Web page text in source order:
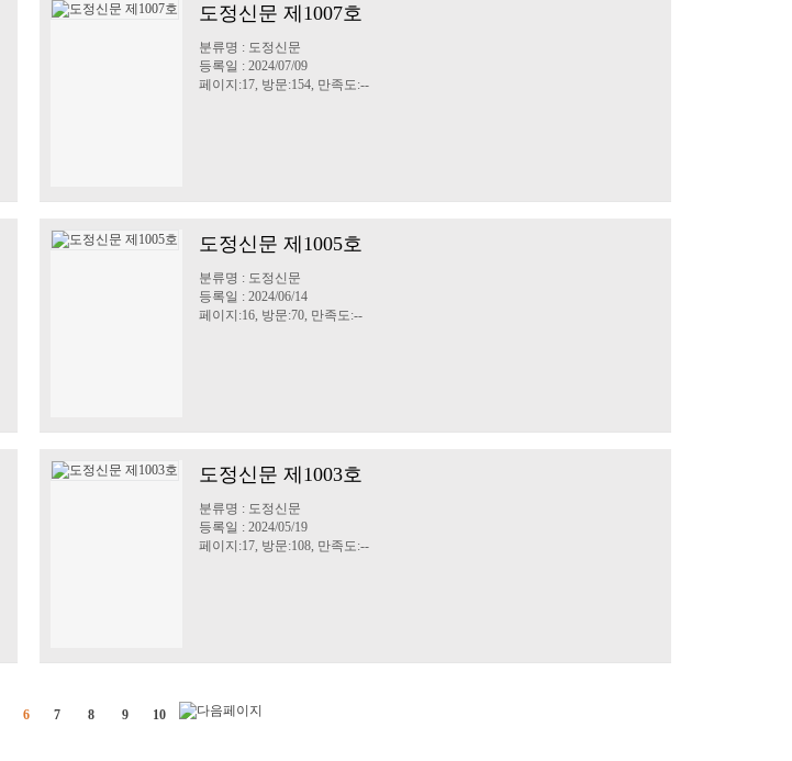
도정신문 제1007호
분류명 : 도정신문
등록일 : 2024/07/09
페이지:17, 방문:154, 만족도:--
도정신문 제1005호
분류명 : 도정신문
등록일 : 2024/06/14
페이지:16, 방문:70, 만족도:--
도정신문 제1003호
분류명 : 도정신문
등록일 : 2024/05/19
페이지:17, 방문:108, 만족도:--
6 7 8 9 10